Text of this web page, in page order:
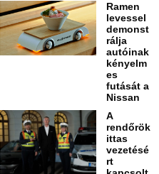
Ramen
levessel
demonst
rálja
autóinak
kényelm
es
futását a
Nissan
A
rendőrök
ittas
vezetésé
rt